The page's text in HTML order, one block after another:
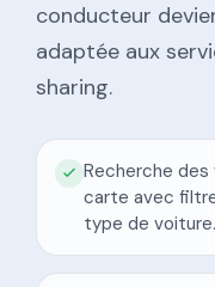
conducteur
adaptée aux
sharing.
Recherche des
carte avec
type de voiture.